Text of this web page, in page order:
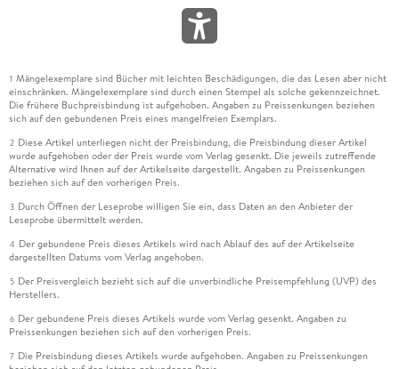
1 Mängelexemplare sind Bücher mit leichten Beschädigungen, die das Lesen aber nicht
einschränken. Mängelexemplare sind durch einen Stempel als solche gekennzeichnet.
Die frühere Buchpreisbindung ist aufgehoben. Angaben zu Preissenkungen beziehen
sich auf den gebundenen Preis eines mangelfreien Exemplars.
2 Diese Artikel unterliegen nicht der Preisbindung, die Preisbindung dieser Artikel
wurde aufgehoben oder der Preis wurde vom Verlag gesenkt. Die jeweils zutreffende
Alternative wird Ihnen auf der Artikelseite dargestellt. Angaben zu Preissenkungen
beziehen sich auf den vorherigen Preis.
3 Durch Öffnen der Leseprobe willigen Sie ein, dass Daten an den Anbieter der
Leseprobe übermittelt werden.
4 Der gebundene Preis dieses Artikels wird nach Ablauf des auf der Artikelseite
dargestellten Datums vom Verlag angehoben.
5 Der Preisvergleich bezieht sich auf die unverbindliche Preisempfehlung (UVP) des
Herstellers.
6 Der gebundene Preis dieses Artikels wurde vom Verlag gesenkt. Angaben zu
Preissenkungen beziehen sich auf den vorherigen Preis.
7 Die Preisbindung dieses Artikels wurde aufgehoben. Angaben zu Preissenkungen